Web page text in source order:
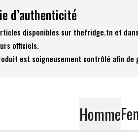
d’authenticité
disponibles sur thefridge.tn et
officiels.
est soigneusement contrôlé afin
Homme